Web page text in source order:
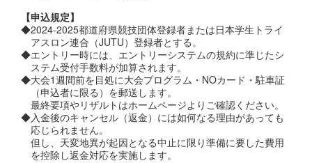
【申込規定】
◆2024-2025都道府県競技団体登録者または日本学生トライ
アスロン連合（JUTU）登録者とする。
◆エントリー時には、エントリーシステムの規約に準じたシ
ステム受付手数料が加算されます。
◆大会1週間前を目処に大会プログラム・NOカード・駐車証
（申込者に限る）を郵送します。
最終要項やリザルトはホームページよりご確認ください。
◆入金後のキャンセル（返金）には如何なる理由があっても
応じられません。
但し、天変地異が起因となる中止に限り準備に要した費用
を控除し返金対応を実施します。